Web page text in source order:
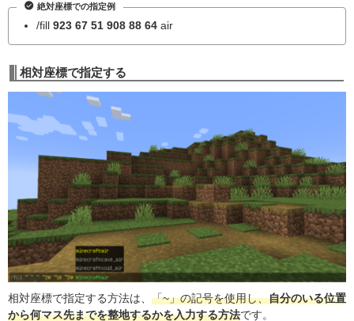
絶対座標での指定例
/fill 923 67 51 908 88 64 air
相対座標で指定する
相対座標で指定する方法は、 「~」の記号を使用し、自分のいる位置
から何マス先までを整地するかを入力する方法です。